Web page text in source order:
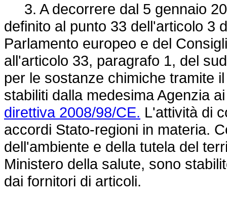
3. A decorrere dal 5 gennaio
definito al punto 33 dell'articolo 3
Parlamento europeo e del
all'articolo 33, paragrafo 1, del
per le sostanze chimiche tramite
stabiliti dalla medesima Agenzia
direttiva 2008/98/CE. L'attività di
accordi Stato-regioni in materia.
dell'ambiente e della tutela del
Ministero della salute, sono
dai fornitori di articoli.